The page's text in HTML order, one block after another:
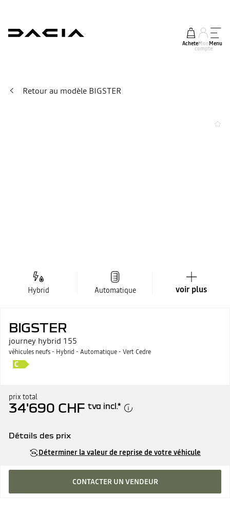
AcheterMon
compte
Menu
Retour au modèle BIGSTER
Hybrid Automatique voir plus
BIGSTER
journey hybrid 155
véhicules neufs - Hybrid - Automatique - Vert Cedre
prix total
34'690 CHF tva incl.*
Détails des prix
Déterminer la valeur de reprise de votre véhicule
CONTACTER UN VENDEUR